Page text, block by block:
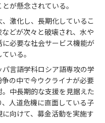
が懸念されている。
激化し、長期化しているこ
どが次々と破壊され、水や
必要な社会サービス機能が
いる。
言語学科ロシア語専攻の学
の中で今ウクライナが必要
中長期的な支援を見据えた
人道危機に直面している子
向けて、募金活動を実施す